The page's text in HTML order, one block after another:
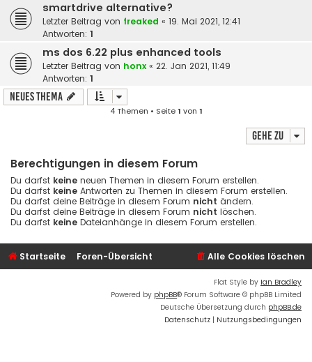
smartdrive alternative?
Letzter Beitrag von freaked « 19. Mai 2021, 12:41
Antworten: 1
ms dos 6.22 plus enhanced tools
Letzter Beitrag von honx « 22. Jan 2021, 11:49
Antworten: 1
Neues Thema
4 Themen • Seite1 von 1
Gehe zu
Berechtigungen in diesem Forum
Du darfst keine neuen Themen in diesem Forum erstellen.
Du darfst keine Antworten zu Themen in diesem Forum erstellen.
Du darfst deine Beiträge in diesem Forum nicht ändern.
Du darfst deine Beiträge in diesem Forum nicht löschen.
Du darfst keine Dateianhänge in diesem Forum erstellen.
Startseite Foren-Übersicht Alle Cookies löschen
Flat Style by Ian Bradley
Powered by phpBB® Forum Software © phpBB Limited
Deutsche Übersetzung durch phpBB.de
Datenschutz | Nutzungsbedingungen